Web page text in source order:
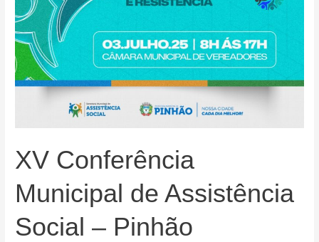
XV Conferência
Municipal de Assistência
Social – Pinhão